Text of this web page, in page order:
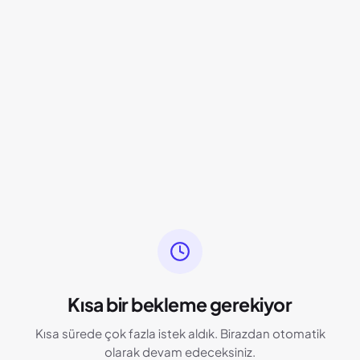
Kısa bir bekleme gerekiyor
Kısa sürede çok fazla istek aldık. Birazdan otomatik
olarak devam edeceksiniz.